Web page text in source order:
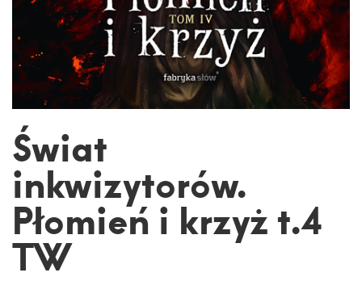
Świat
inkwizytorów.
Płomień i krzyż t.4
TW